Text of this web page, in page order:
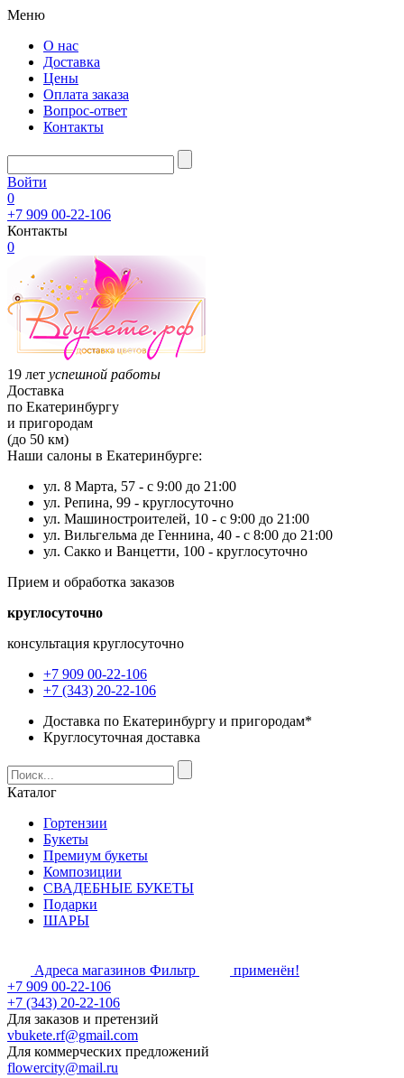
Меню
О нас
Доставка
Цены
Оплата заказа
Вопрос-ответ
Контакты
Войти
0
+7 909 00-22-106
Контакты
0
19 лет успешной работы
Доставка
по Екатеринбургу
и пригородам
(до 50 км)
Наши салоны в Екатеринбурге:
ул. 8 Марта, 57 - с 9:00 до 21:00
ул. Репина, 99 - круглосуточно
ул. Машиностроителей, 10 - с 9:00 до 21:00
ул. Вильгельма де Геннина, 40 - с 8:00 до 21:00
ул. Сакко и Ванцетти, 100 - круглосуточно
Прием и обработка заказов
круглосуточно
консультация круглосуточно
+7 909 00-22-106
+7 (343) 20-22-106
Доставка по Екатеринбургу и пригородам*
Круглосуточная доставка
Каталог
Гортензии
Букеты
Премиум букеты
Композиции
СВАДЕБНЫЕ БУКЕТЫ
Подарки
ШАРЫ
Адреса магазинов Фильтр
применён!
+7 909 00-22-106
+7 (343) 20-22-106
Для заказов и претензий
vbukete.rf@gmail.com
Для коммерческих предложений
flowercity@mail.ru